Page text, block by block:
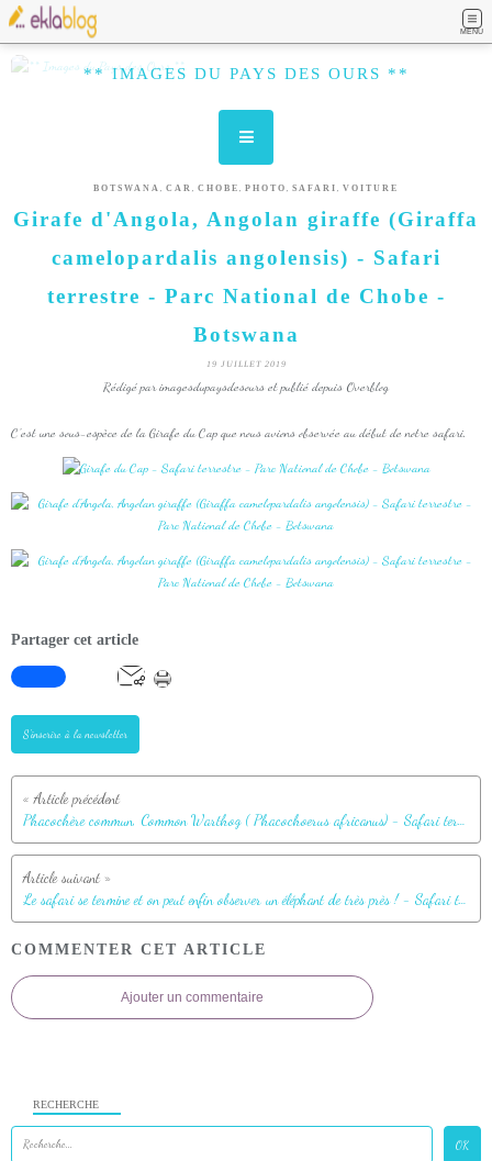
MENU
** IMAGES DU PAYS DES OURS **
BOTSWANA , CAR , CHOBE , PHOTO , SAFARI , VOITURE
Girafe d'Angola, Angolan giraffe (Giraffa
camelopardalis angolensis) - Safari
terrestre - Parc National de Chobe -
Botswana
19 JUILLET 2019
Rédigé par imagesdupaysdesours et publié depuis Overblog
C'est une sous-espèce de la Girafe du Cap que nous avions observée au début de notre safari.
Partager cet article
S'inscrire à la newsletter
Phacochère commun, Common Warthog ( Phacochoerus africanus) - Safari terrestre - Parc National de Chobe - Botswana
Le safari se termine et on peut enfin observer un éléphant de très près ! - Safari terrestre - Parc National de Chobe - Botswana
COMMENTER CET ARTICLE
Ajouter un commentaire
RECHERCHE